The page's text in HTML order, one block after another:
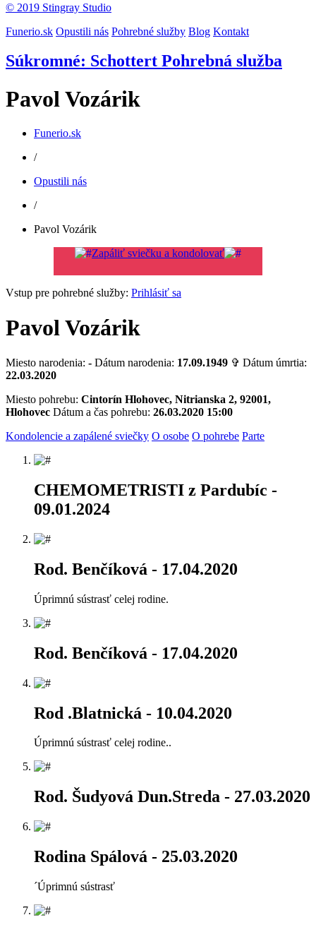
© 2019 Stingray Studio
Funerio.sk Opustili nás Pohrebné služby Blog Kontakt
Súkromné: Schottert Pohrebná služba
Pavol Vozárik
Funerio.sk
/
Opustili nás
/
Pavol Vozárik
Zapáliť sviečku a kondolovať
Vstup pre pohrebné služby: Prihlásiť sa
Pavol Vozárik
Miesto narodenia: - Dátum narodenia: 17.09.1949 ✞ Dátum úmrtia:
22.03.2020
Miesto pohrebu: Cintorín Hlohovec, Nitrianska 2, 92001,
Hlohovec Dátum a čas pohrebu: 26.03.2020 15:00
Kondolencie a zapálené sviečky O osobe O pohrebe Parte
CHEMOMETRISTI z Pardubíc -
09.01.2024
Rod. Benčíková - 17.04.2020
Úprimnú sústrasť celej rodine.
Rod. Benčíková - 17.04.2020
Rod .Blatnická - 10.04.2020
Úprimnú sústrasť celej rodine..
Rod. Šudyová Dun.Streda - 27.03.2020
Rodina Spálová - 25.03.2020
´Úprimnú sústrasť